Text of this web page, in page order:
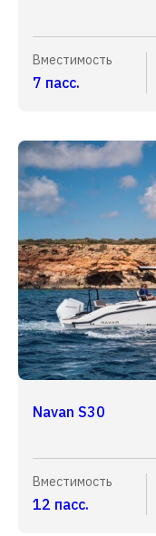
Вместимость
7 пасс.
Navan S30
Вместимость
12 пасс.